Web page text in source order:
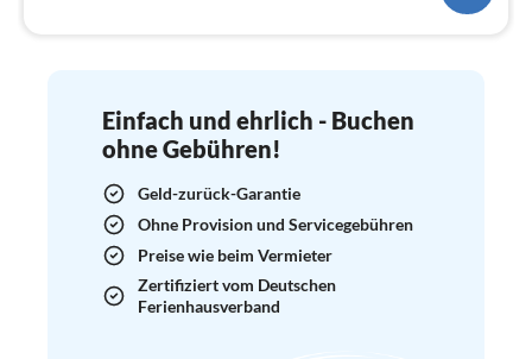
Einfach und ehrlich - Buchen
ohne Gebühren!
Geld-zurück-Garantie
Ohne Provision und Servicegebühren
Preise wie beim Vermieter
Zertifiziert vom Deutschen
Ferienhausverband